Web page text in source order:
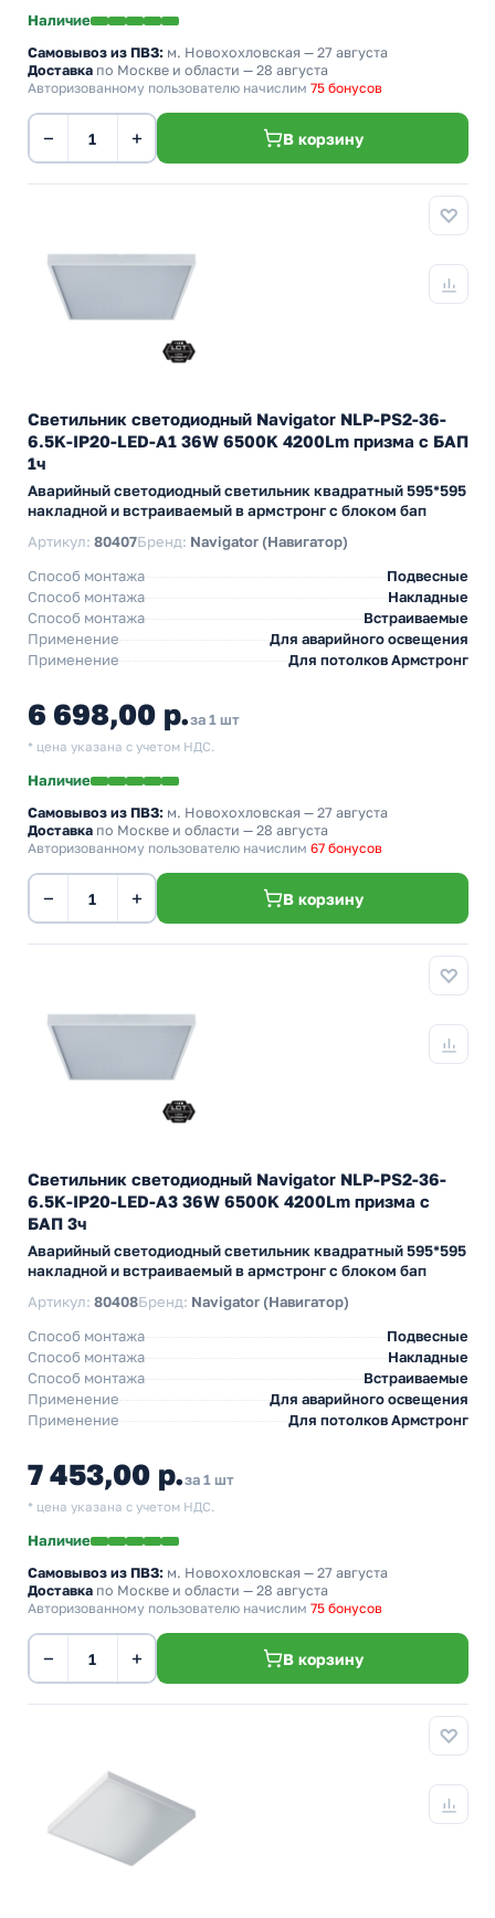
Наличие
Самовывоз из ПВЗ: м. Новохохловская — 27 августа
Доставка по Москве и области — 28 августа
Авторизованному пользователю начислим 75 бонусов
− + В корзину
Светильник светодиодный Navigator NLP-PS2-36-
6.5K-IP20-LED-A1 36W 6500K 4200Lm призма с БАП
1ч
Аварийный светодиодный светильник квадратный 595*595
накладной и встраиваемый в армстронг с блоком бап
Артикул: 80407Бренд: Navigator (Навигатор)
Способ монтажа
Подвесные
Способ монтажа
Накладные
Способ монтажа
Встраиваемые
Применение
Для аварийного освещения
Применение
Для потолков Армстронг
6 698,00 р.за 1 шт
* цена указана с учетом НДС.
Наличие
Самовывоз из ПВЗ: м. Новохохловская — 27 августа
Доставка по Москве и области — 28 августа
Авторизованному пользователю начислим 67 бонусов
− + В корзину
Светильник светодиодный Navigator NLP-PS2-36-
6.5K-IP20-LED-A3 36W 6500K 4200Lm призма с
БАП 3ч
Аварийный светодиодный светильник квадратный 595*595
накладной и встраиваемый в армстронг с блоком бап
Артикул: 80408Бренд: Navigator (Навигатор)
Способ монтажа
Подвесные
Способ монтажа
Накладные
Способ монтажа
Встраиваемые
Применение
Для аварийного освещения
Применение
Для потолков Армстронг
7 453,00 р.за 1 шт
* цена указана с учетом НДС.
Наличие
Самовывоз из ПВЗ: м. Новохохловская — 27 августа
Доставка по Москве и области — 28 августа
Авторизованному пользователю начислим 75 бонусов
− + В корзину